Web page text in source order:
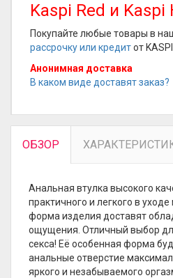
Kaspi Red и Kaspi
Покупайте любые товары в
рассрочку или кредитот
Анонимная доставка
В каком виде доставят заказ?
ОБЗОР
Анальная втулка высокого
практичного и легкого в
форма изделия доставят
ощущения. Отличный выбор
секса! Её особенная форма
анальные отверстие
яркого и незабываемого